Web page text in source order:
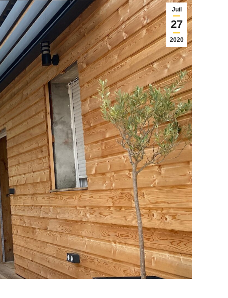
Juil
27
2020